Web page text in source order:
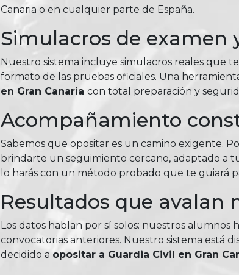
Canaria o en cualquier parte de España.
Simulacros de examen
Nuestro sistema incluye simulacros reales que
formato de las pruebas oficiales. Una
en Gran Canaria con total preparación y
Acompañamiento
Sabemos que opositar es un camino exigente.
brindarte un seguimiento cercano, adaptado a
lo harás con un método probado que te guiará
Resultados que avalan
Los datos hablan por sí solos: nuestros
convocatorias anteriores. Nuestro sistema está
decidido a opositar a Guardia Civil en Gran